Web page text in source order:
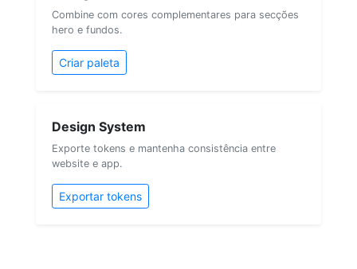
Combine com cores complementares para secções
hero e fundos.
Criar paleta
Design System
Exporte tokens e mantenha consistência entre
website e app.
Exportar tokens